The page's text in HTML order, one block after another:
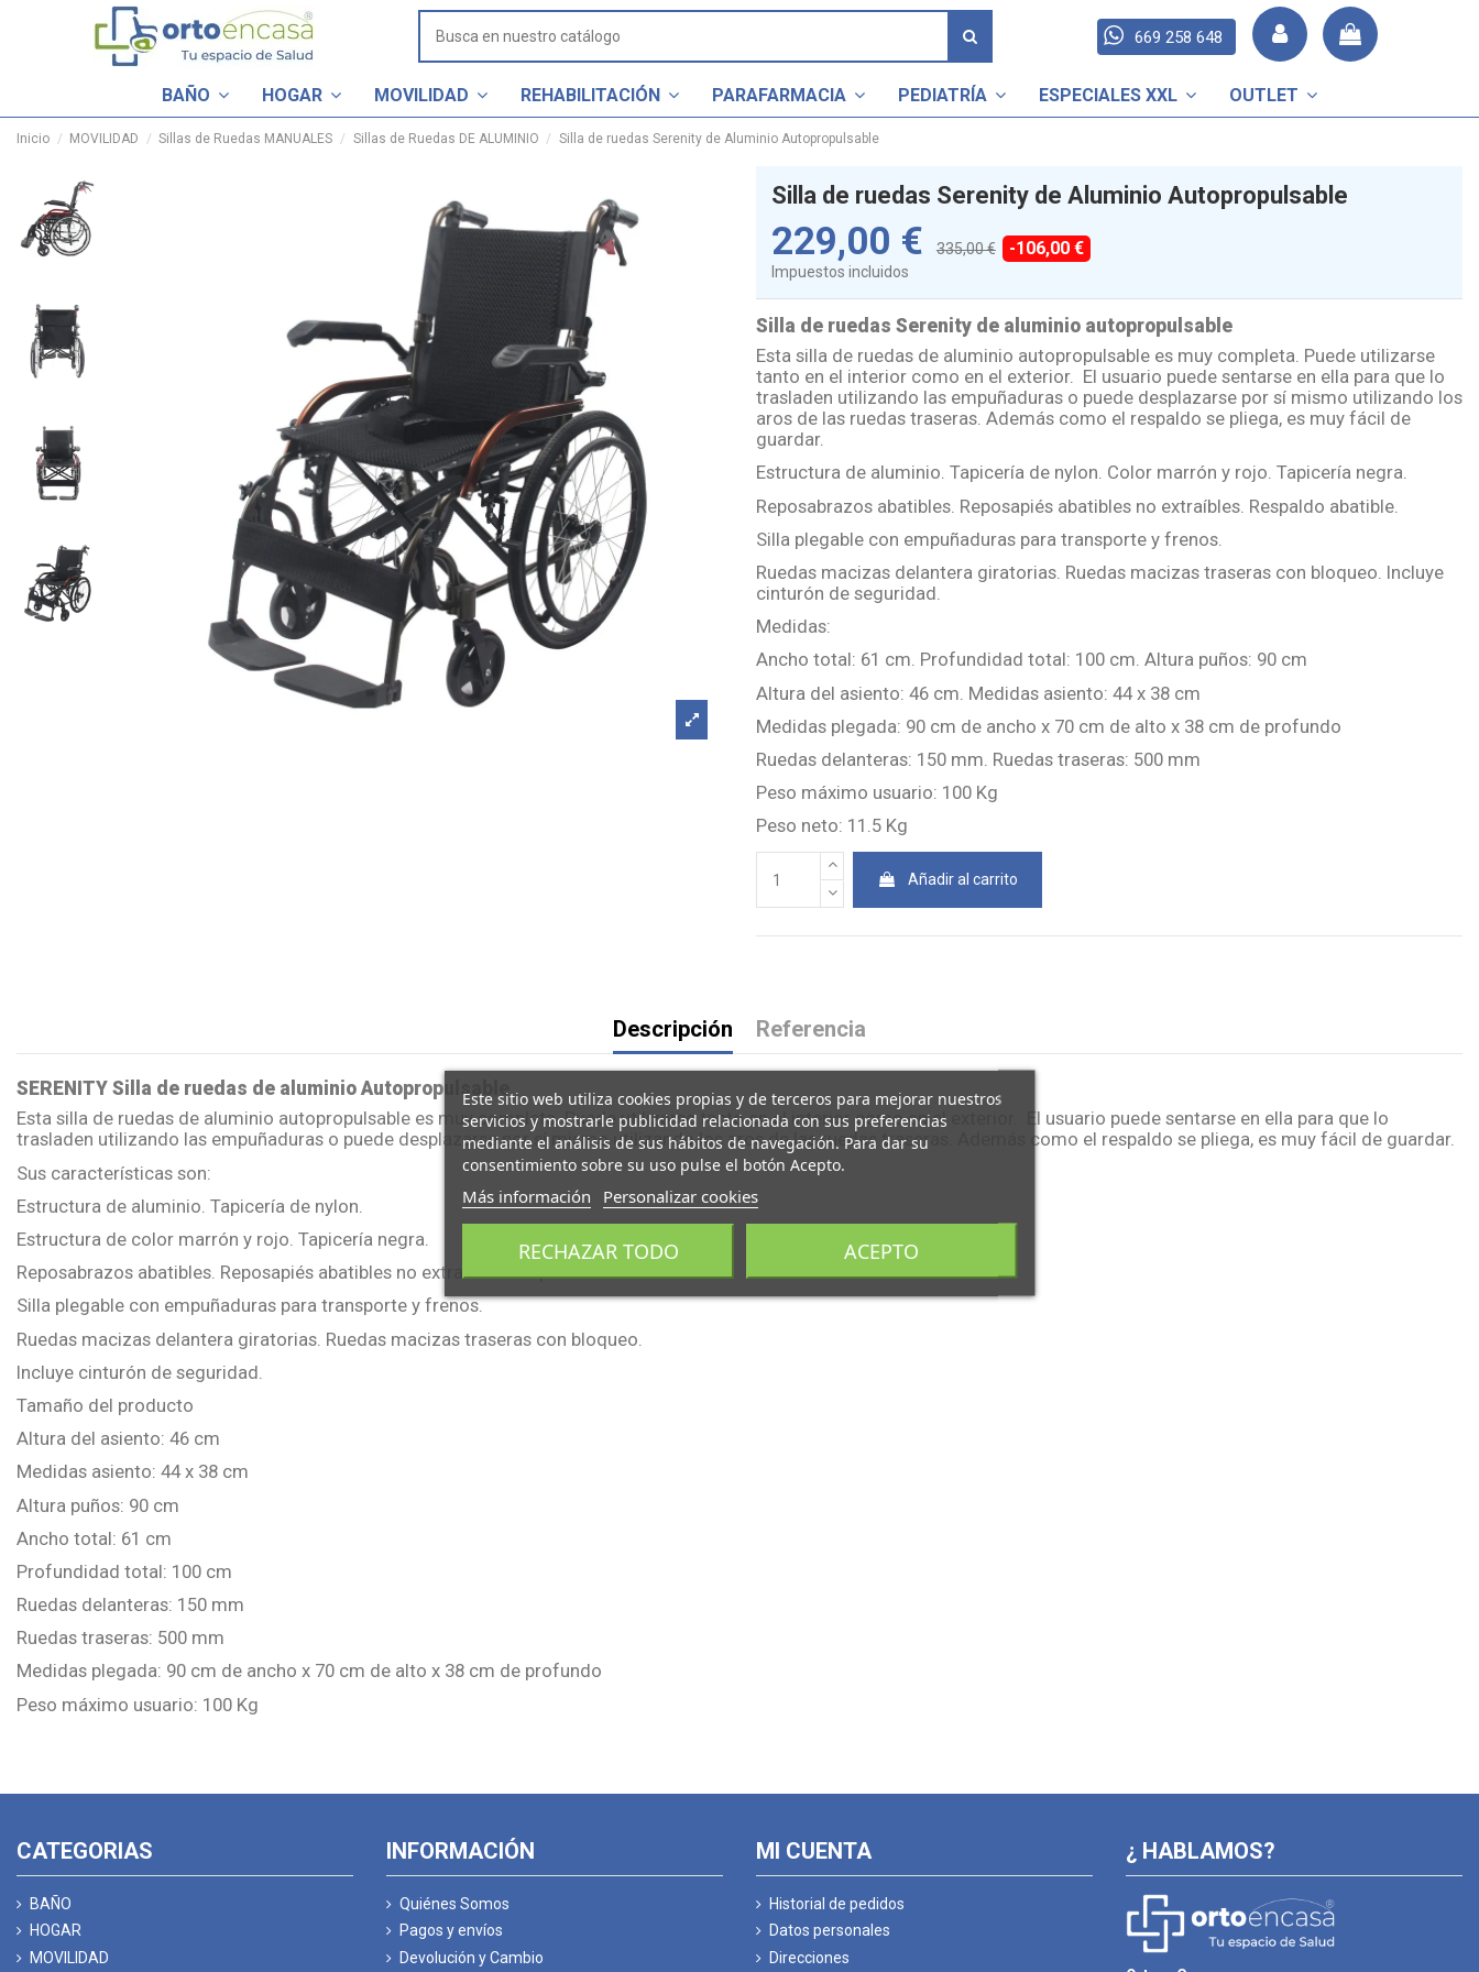
669 258 648
BAÑO HOGAR MOVILIDAD REHABILITACIÓN PARAFARMACIA PEDIATRÍA ESPECIALES XXL OUTLET
Inicio MOVILIDAD Sillas de Ruedas MANUALES Sillas de Ruedas DE ALUMINIO Silla de ruedas Serenity de Aluminio Autopropulsable
Silla de ruedas Serenity de Aluminio Autopropulsable
229,00 € 335,00 € -106,00 €
Impuestos incluidos
Silla de ruedas Serenity de aluminio autopropulsable
Esta silla de ruedas de aluminio autopropulsable es muy completa. Puede utilizarse
tanto en el interior como en el exterior. El usuario puede sentarse en ella para que lo
trasladen utilizando las empuñaduras o puede desplazarse por sí mismo utilizando los
aros de las ruedas traseras. Además como el respaldo se pliega, es muy fácil de
guardar.
Estructura de aluminio. Tapicería de nylon. Color marrón y rojo. Tapicería negra.
Reposabrazos abatibles. Reposapiés abatibles no extraíbles. Respaldo abatible.
Silla plegable con empuñaduras para transporte y frenos.
Ruedas macizas delantera giratorias. Ruedas macizas traseras con bloqueo. Incluye
cinturón de seguridad.
Medidas:
Ancho total: 61 cm. Profundidad total: 100 cm. Altura puños: 90 cm
Altura del asiento: 46 cm. Medidas asiento: 44 x 38 cm
Medidas plegada: 90 cm de ancho x 70 cm de alto x 38 cm de profundo
Ruedas delanteras: 150 mm. Ruedas traseras: 500 mm
Peso máximo usuario: 100 Kg
Peso neto: 11.5 Kg
Añadir al carrito
Descripción Referencia
SERENITY Silla de ruedas de aluminio Autopropulsable
Esta silla de ruedas de aluminio autopropulsable es muy completa. Puede utilizarse tanto en el interior como en el exterior. El usuario puede sentarse en ella para que lo
trasladen utilizando las empuñaduras o puede desplazarse por sí mismo utilizando los aros de las ruedas traseras. Además como el respaldo se pliega, es muy fácil de guardar.
Sus características son:
Estructura de aluminio. Tapicería de nylon.
Estructura de color marrón y rojo. Tapicería negra.
Reposabrazos abatibles. Reposapiés abatibles no extraíbles. Respaldo abatible.
Silla plegable con empuñaduras para transporte y frenos.
Ruedas macizas delantera giratorias. Ruedas macizas traseras con bloqueo.
Incluye cinturón de seguridad.
Tamaño del producto
Altura del asiento: 46 cm
Medidas asiento: 44 x 38 cm
Altura puños: 90 cm
Ancho total: 61 cm
Profundidad total: 100 cm
Ruedas delanteras: 150 mm
Ruedas traseras: 500 mm
Medidas plegada: 90 cm de ancho x 70 cm de alto x 38 cm de profundo
Peso máximo usuario: 100 Kg
CATEGORIAS
BAÑO
HOGAR
MOVILIDAD
INFORMACIÓN
Quiénes Somos
Pagos y envíos
Devolución y Cambio
MI CUENTA
Historial de pedidos
Datos personales
Direcciones
¿ HABLAMOS?
Este sitio web utiliza cookies propias y de terceros para mejorar nuestros
servicios y mostrarle publicidad relacionada con sus preferencias
mediante el análisis de sus hábitos de navegación. Para dar su
consentimiento sobre su uso pulse el botón Acepto.
Más información Personalizar cookies
RECHAZAR TODO ACEPTO